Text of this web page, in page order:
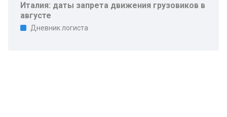
Италия: даты запрета движения грузовиков в
августе
Дневник логиста